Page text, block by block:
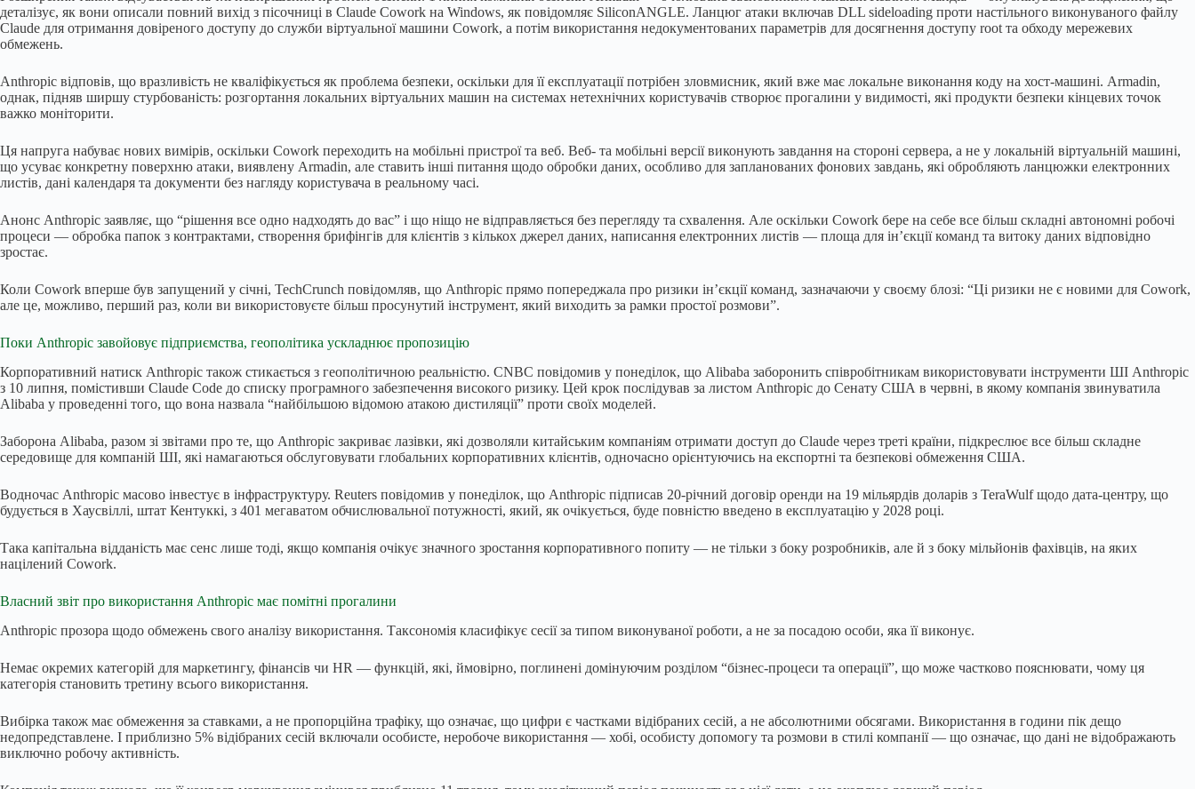
деталізує, як вони описали повний вихід з пісочниці в Claude Cowork на Windows, як повідомляє SiliconANGLE. Ланцюг атаки включав DLL sideloading проти настільного виконуваного файлу
Claude для отримання довіреного доступу до служби віртуальної машини Cowork, а потім використання недокументованих параметрів для досягнення доступу root та обходу мережевих
обмежень.
Anthropic відповів, що вразливість не кваліфікується як проблема безпеки, оскільки для її експлуатації потрібен зловмисник, який вже має локальне виконання коду на хост-машині. Armadin,
однак, підняв ширшу стурбованість: розгортання локальних віртуальних машин на системах нетехнічних користувачів створює прогалини у видимості, які продукти безпеки кінцевих точок
важко моніторити.
Ця напруга набуває нових вимірів, оскільки Cowork переходить на мобільні пристрої та веб. Веб- та мобільні версії виконують завдання на стороні сервера, а не у локальній віртуальній машині,
що усуває конкретну поверхню атаки, виявлену Armadin, але ставить інші питання щодо обробки даних, особливо для запланованих фонових завдань, які обробляють ланцюжки електронних
листів, дані календаря та документи без нагляду користувача в реальному часі.
Анонс Anthropic заявляє, що “рішення все одно надходять до вас” і що ніщо не відправляється без перегляду та схвалення. Але оскільки Cowork бере на себе все більш складні автономні робочі
процеси — обробка папок з контрактами, створення брифінгів для клієнтів з кількох джерел даних, написання електронних листів — площа для ін’єкції команд та витоку даних відповідно
зростає.
Коли Cowork вперше був запущений у січні, TechCrunch повідомляв, що Anthropic прямо попереджала про ризики ін’єкції команд, зазначаючи у своєму блозі: “Ці ризики не є новими для Cowork,
але це, можливо, перший раз, коли ви використовуєте більш просунутий інструмент, який виходить за рамки простої розмови”.
Поки Anthropic завойовує підприємства, геополітика ускладнює пропозицію
Корпоративний натиск Anthropic також стикається з геополітичною реальністю. CNBC повідомив у понеділок, що Alibaba заборонить співробітникам використовувати інструменти ШІ Anthropic
з 10 липня, помістивши Claude Code до списку програмного забезпечення високого ризику. Цей крок послідував за листом Anthropic до Сенату США в червні, в якому компанія звинуватила
Alibaba у проведенні того, що вона назвала “найбільшою відомою атакою дистиляції” проти своїх моделей.
Заборона Alibaba, разом зі звітами про те, що Anthropic закриває лазівки, які дозволяли китайським компаніям отримати доступ до Claude через треті країни, підкреслює все більш складне
середовище для компаній ШІ, які намагаються обслуговувати глобальних корпоративних клієнтів, одночасно орієнтуючись на експортні та безпекові обмеження США.
Водночас Anthropic масово інвестує в інфраструктуру. Reuters повідомив у понеділок, що Anthropic підписав 20-річний договір оренди на 19 мільярдів доларів з TeraWulf щодо дата-центру, що
будується в Хаусвіллі, штат Кентуккі, з 401 мегаватом обчислювальної потужності, який, як очікується, буде повністю введено в експлуатацію у 2028 році.
Така капітальна відданість має сенс лише тоді, якщо компанія очікує значного зростання корпоративного попиту — не тільки з боку розробників, але й з боку мільйонів фахівців, на яких
націлений Cowork.
Власний звіт про використання Anthropic має помітні прогалини
Anthropic прозора щодо обмежень свого аналізу використання. Таксономія класифікує сесії за типом виконуваної роботи, а не за посадою особи, яка її виконує.
Немає окремих категорій для маркетингу, фінансів чи HR — функцій, які, ймовірно, поглинені домінуючим розділом “бізнес-процеси та операції”, що може частково пояснювати, чому ця
категорія становить третину всього використання.
Вибірка також має обмеження за ставками, а не пропорційна трафіку, що означає, що цифри є частками відібраних сесій, а не абсолютними обсягами. Використання в години пік дещо
недопредставлене. І приблизно 5% відібраних сесій включали особисте, неробоче використання — хобі, особисту допомогу та розмови в стилі компанії — що означає, що дані не відображають
виключно робочу активність.